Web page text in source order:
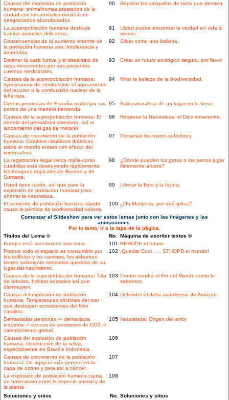
Causas del explosión de población
humana: animalhomes atestados de la
ciudad con los animales domésticos
desgraciados abandonados.
90 Reparar los casquillos de hielo que derriten.
La superpoblación humana destruye
habitat animales delicados.
91
Usted puede encontrar la verdad en vida sí
mismo.
Consecuencias de la aumento enorme de
la población humana son: Intolerancia y
xenofobia.
92 Silbar como una ballena.
Detener la caza furtiva y el asesinato de
raros rinocerontes por sus presuntos
cuernos medicinales.
93 Crear un futuro ecológico seguro, por favor.
Causas de la superpoblación humana:
Aprovisionar de combustible el agotamiento
del recurso o la combustión nuclear de la
leña rara.
94 Mirar la belleza de la biodiversidad.
Ciertas provincias de España maltratan sus
perros de una manera tremenda.
95 Salir naturaleza de un lugar en la tierra.
Causas de la superpoblación humana: El
derretir del permafrost siberiano, así el
lanzamiento del gas de metano.
96 Respetar la Naturaleza, el Dios inmanente.
Causas de crecimiento de la población
humana: Cambios climáticos drásticos
sobre el mundo entero con efecto del
invernadero.
97 Preservar los mares sufridores.
La registración ilegal cerca mafia-como
cuadrillas está destruyendo rápidamente
los bosques tropicales de Borneo y de
Sumatra.
98
¿Dónde pueden los gatos o los perros jugar
libremente afuera?
Usted tiene razón, así que pare la
explosión de población humana para
ahorrar la naturaleza.
99 Liberar la flora y la fauna.
El aumento de población humana rápido
causa la pérdida de biodiversidad valiosa.
100 ¿Oh Mariposa, por qué gritas?
Comenzar el Slideshow para ver estos lemas junto con las imágenes y las
animaciones.
Por lo tanto, ir a la tapa de la página.
Títulos del Lema ©
No. Máquina de escribir textos ©
Europa está asesinando sus osos.
101 REHOPE el futuro.
Porque todo el espacio es consumido por
los edificios y los caminos, los aldeanos
tienen solamente memorias queridas de su
lugar del nacimiento.
102 ¡Quedar Cool . . . STHOPD el mundo!
Causas de la superpoblación humana: Tala
de árboles, habitat animales así que
disminuyen.
103 Pronto vendrá el Fin del Mundo como lo
sabemos.
Causas del explosión de población
humana: Temperaturas altísimas del mar
que destruyen ecosistemas del filón
coralino.
104 Defender el delta asombroso de Amazon.
Demasiadas personas -> demasiada
industria -> exceso de emisiones de CO2 ->
calentamiento global.
105 Naturaleza: Origen del amor.
Causas del explosión de población
humana: Destrucción de la selva,
especialmente en Brasil e Indonesia.
106
Causas de crecimiento de la población
humana: Un agujero más grande en la
capa de ozono y pela así a cáncer.
107
La explosión de población humana causa
un holocausto entre la especie animal y de
la planta.
108
Soluciones y sitios No. Soluciones y sitios